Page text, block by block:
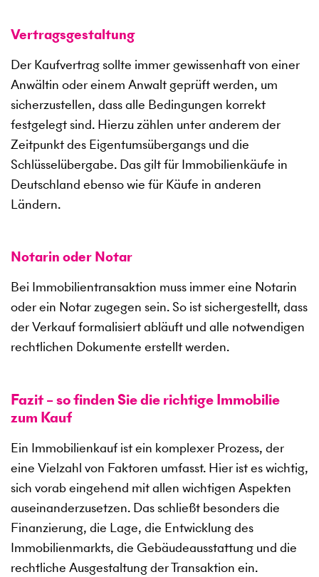
Vertragsgestaltung
Der Kaufvertrag sollte immer gewissenhaft von einer
Anwältin oder einem Anwalt geprüft werden, um
sicherzustellen, dass alle Bedingungen korrekt
festgelegt sind. Hierzu zählen unter anderem der
Zeitpunkt des Eigentumsübergangs und die
Schlüsselübergabe. Das gilt für Immobilienkäufe in
Deutschland ebenso wie für Käufe in anderen
Ländern.
Notarin oder Notar
Bei Immobilientransaktion muss immer eine Notarin
oder ein Notar zugegen sein. So ist sichergestellt, dass
der Verkauf formalisiert abläuft und alle notwendigen
rechtlichen Dokumente erstellt werden.
Fazit – so finden Sie die richtige Immobilie
zum Kauf
Ein Immobilienkauf ist ein komplexer Prozess, der
eine Vielzahl von Faktoren umfasst. Hier ist es wichtig,
sich vorab eingehend mit allen wichtigen Aspekten
auseinanderzusetzen. Das schließt besonders die
Finanzierung, die Lage, die Entwicklung des
Immobilienmarkts, die Gebäudeausstattung und die
rechtliche Ausgestaltung der Transaktion ein.